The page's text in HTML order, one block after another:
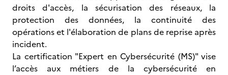
droits d'accès, la sécurisation des réseaux, la
protection des données, la continuité des
opérations et l'élaboration de plans de reprise après
incident.
La certification "Expert en Cybersécurité (MS)" vise
l’accès aux métiers de la cybersécurité en